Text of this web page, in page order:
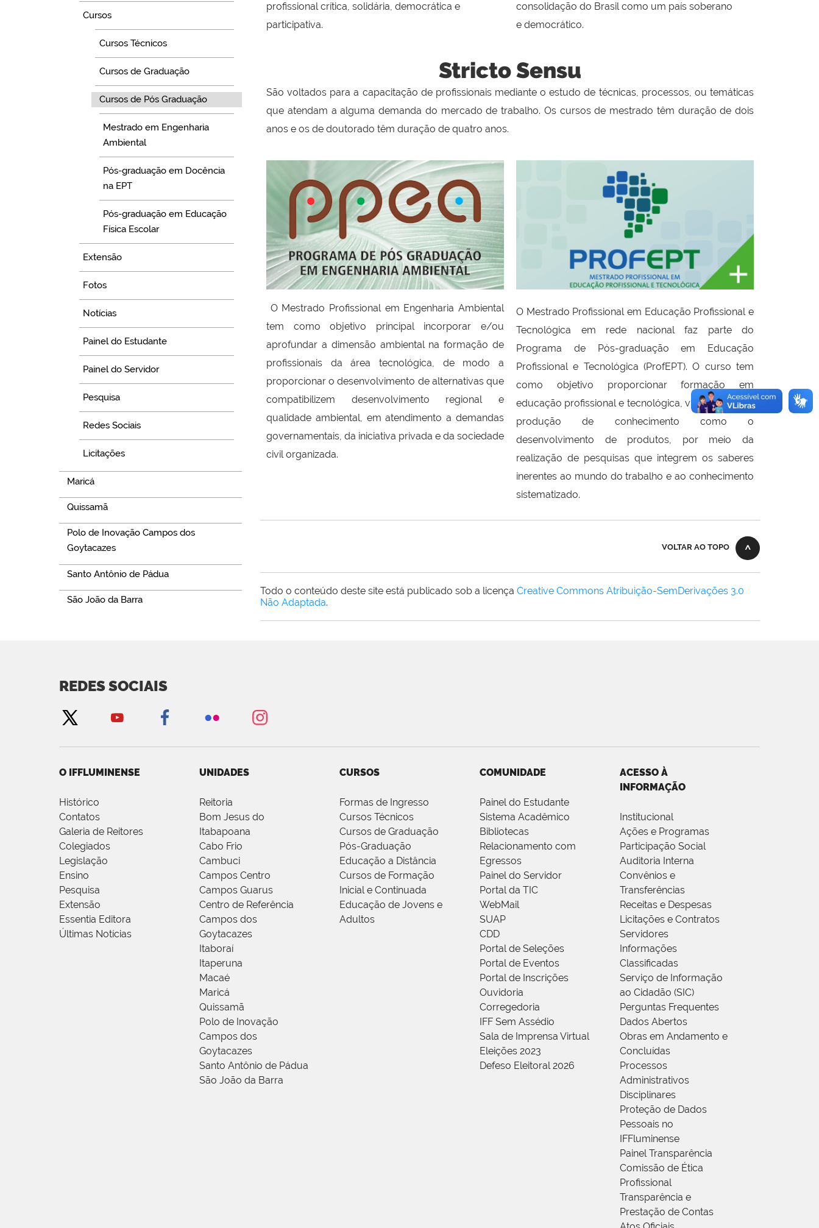
Cursos
Cursos Técnicos
Cursos de Graduação
Cursos de Pós Graduação
Mestrado em Engenharia
Ambiental
Pós-graduação em Docência
na EPT
Pós-graduação em Educação
Física Escolar
Extensão
Fotos
Notícias
Painel do Estudante
Painel do Servidor
Pesquisa
Redes Sociais
Licitações
Maricá
Quissamã
Polo de Inovação Campos dos
Goytacazes
Santo Antônio de Pádua
São João da Barra
profissional crítica, solidária, democrática e
participativa.
consolidação do Brasil como um país soberano
e democrático.
Stricto Sensu
São voltados para a capacitação de profissionais mediante o estudo de técnicas, processos, ou temáticas
que atendam a alguma demanda do mercado de trabalho. Os cursos de mestrado têm duração de dois
anos e os de doutorado têm duração de quatro anos.
O Mestrado Profissional em Engenharia Ambiental
tem como objetivo principal incorporar e/ou
aprofundar a dimensão ambiental na formação de
profissionais da área tecnológica, de modo a
proporcionar o desenvolvimento de alternativas que
compatibilizem desenvolvimento regional e
qualidade ambiental, em atendimento a demandas
governamentais, da iniciativa privada e da sociedade
civil organizada.
O Mestrado Profissional em Educação Profissional e
Tecnológica em rede nacional faz parte do
Programa de Pós-graduação em Educação
Profissional e Tecnológica (ProfEPT). O curso tem
como objetivo proporcionar formação em
educação profissional e tecnológica, visando tanto à
produção de conhecimento como o
desenvolvimento de produtos, por meio da
realização de pesquisas que integrem os saberes
inerentes ao mundo do trabalho e ao conhecimento
sistematizado.
VOLTAR AO TOPO
Todo o conteúdo deste site está publicado sob a licença Creative Commons Atribuição-SemDerivações 3.0
Não Adaptada.
REDES SOCIAIS
O IFFLUMINENSE
Histórico
Contatos
Galeria de Reitores
Colegiados
Legislação
Ensino
Pesquisa
Extensão
Essentia Editora
Últimas Notícias
UNIDADES
Reitoria
Bom Jesus do
Itabapoana
Cabo Frio
Cambuci
Campos Centro
Campos Guarus
Centro de Referência
Campos dos
Goytacazes
Itaboraí
Itaperuna
Macaé
Maricá
Quissamã
Polo de Inovação
Campos dos
Goytacazes
Santo Antônio de Pádua
São João da Barra
CURSOS
Formas de Ingresso
Cursos Técnicos
Cursos de Graduação
Pós-Graduação
Educação a Distância
Cursos de Formação
Inicial e Continuada
Educação de Jovens e
Adultos
COMUNIDADE
Painel do Estudante
Sistema Acadêmico
Bibliotecas
Relacionamento com
Egressos
Painel do Servidor
Portal da TIC
WebMail
SUAP
CDD
Portal de Seleções
Portal de Eventos
Portal de Inscrições
Ouvidoria
Corregedoria
IFF Sem Assédio
Sala de Imprensa Virtual
Eleições 2023
Defeso Eleitoral 2026
ACESSO À
INFORMAÇÃO
Institucional
Ações e Programas
Participação Social
Auditoria Interna
Convênios e
Transferências
Receitas e Despesas
Licitações e Contratos
Servidores
Informações
Classificadas
Serviço de Informação
ao Cidadão (SIC)
Perguntas Frequentes
Dados Abertos
Obras em Andamento e
Concluídas
Processos
Administrativos
Disciplinares
Proteção de Dados
Pessoais no
IFFluminense
Painel Transparência
Comissão de Ética
Profissional
Transparência e
Prestação de Contas